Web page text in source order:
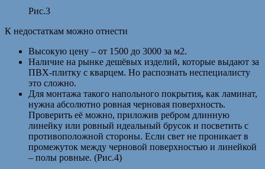
Рис.3
К недостаткам можно отнести
Высокую цену – от 1500 до 3000 за м2.
Наличие на рынке дешёвых изделий, которые выдают за
ПВХ-плитку с кварцем. Но распознать неспециалисту
это сложно.
Для монтажа такого напольного покрытия, как ламинат,
нужна абсолютно ровная черновая поверхность.
Проверить её можно, приложив ребром длинную
линейку или ровный идеальный брусок и посветить с
противоположной стороны. Если свет не проникает в
промежуток между черновой поверхностью и линейкой
– полы ровные. (Рис.4)